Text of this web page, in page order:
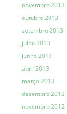
novembro 2013
outubro 2013
setembro 2013
julho 2013
junho 2013
abril 2013
março 2013
dezembro 2012
novembro 2012